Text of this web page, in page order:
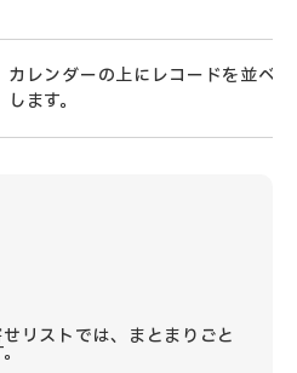
カレンダーの上にレコードを並べ
します。
リストでは、まとまりごと